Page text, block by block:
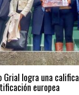
Grial logra una
europea